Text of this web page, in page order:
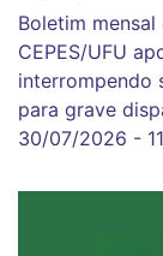
Boletim
CEPES/UFU
interrompendo
para grave
30/07/2026 -